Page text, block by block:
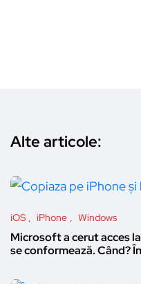
Alte articole:
iOS iPhone Windows
Microsoft a cerut acces
se conformează. Când?